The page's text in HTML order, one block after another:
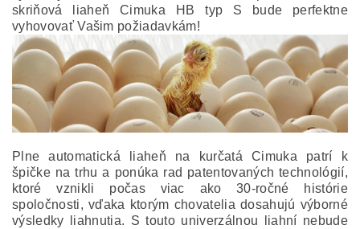
skriňová liaheň Cimuka HB typ S bude perfektne
vyhovovať Vašim požiadavkám!
Plne automatická liaheň na kurčatá Cimuka patrí k
špičke na trhu a ponúka rad patentovaných technológií,
ktoré vznikli počas viac ako 30-ročné histórie
spoločnosti, vďaka ktorým chovatelia dosahujú výborné
výsledky liahnutia. S touto univerzálnou liahní nebude